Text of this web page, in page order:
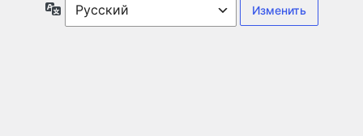
Язык